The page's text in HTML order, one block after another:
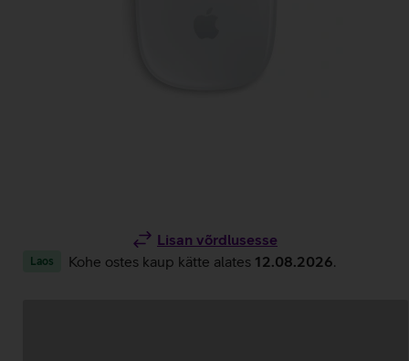
Lisan võrdlusesse
Laos Kohe ostes kaup kätte alates 12.08.2026